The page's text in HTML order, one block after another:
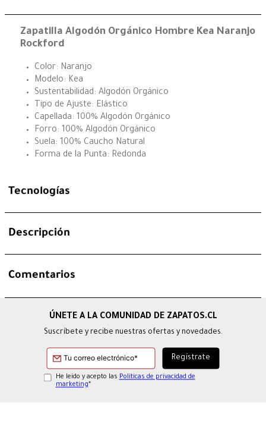
Zapatilla Algodón Orgánico Hombre Kea Naranjo
Rockford
Color: Naranjo
Modelo: Kea
Sustentabilidad: Algodón Orgánico
Tipo de Ajuste: Elástico
Capellada: 100% Algodón Orgánico
Forro: 100% Algodón Orgánico
Suela: 100% Caucho Natural
Forma de la Punta: Redonda
Tecnologías
Descripción
Comentarios
Suscríbete y recibe nuestras ofertas y novedades.
He leído y acepto las Políticas de privacidad de
marketing*